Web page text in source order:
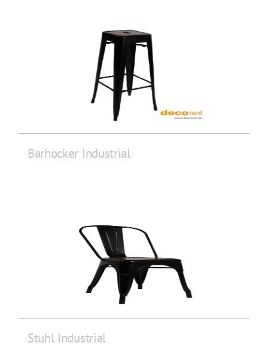
Barhocker Industrial
Stuhl Industrial